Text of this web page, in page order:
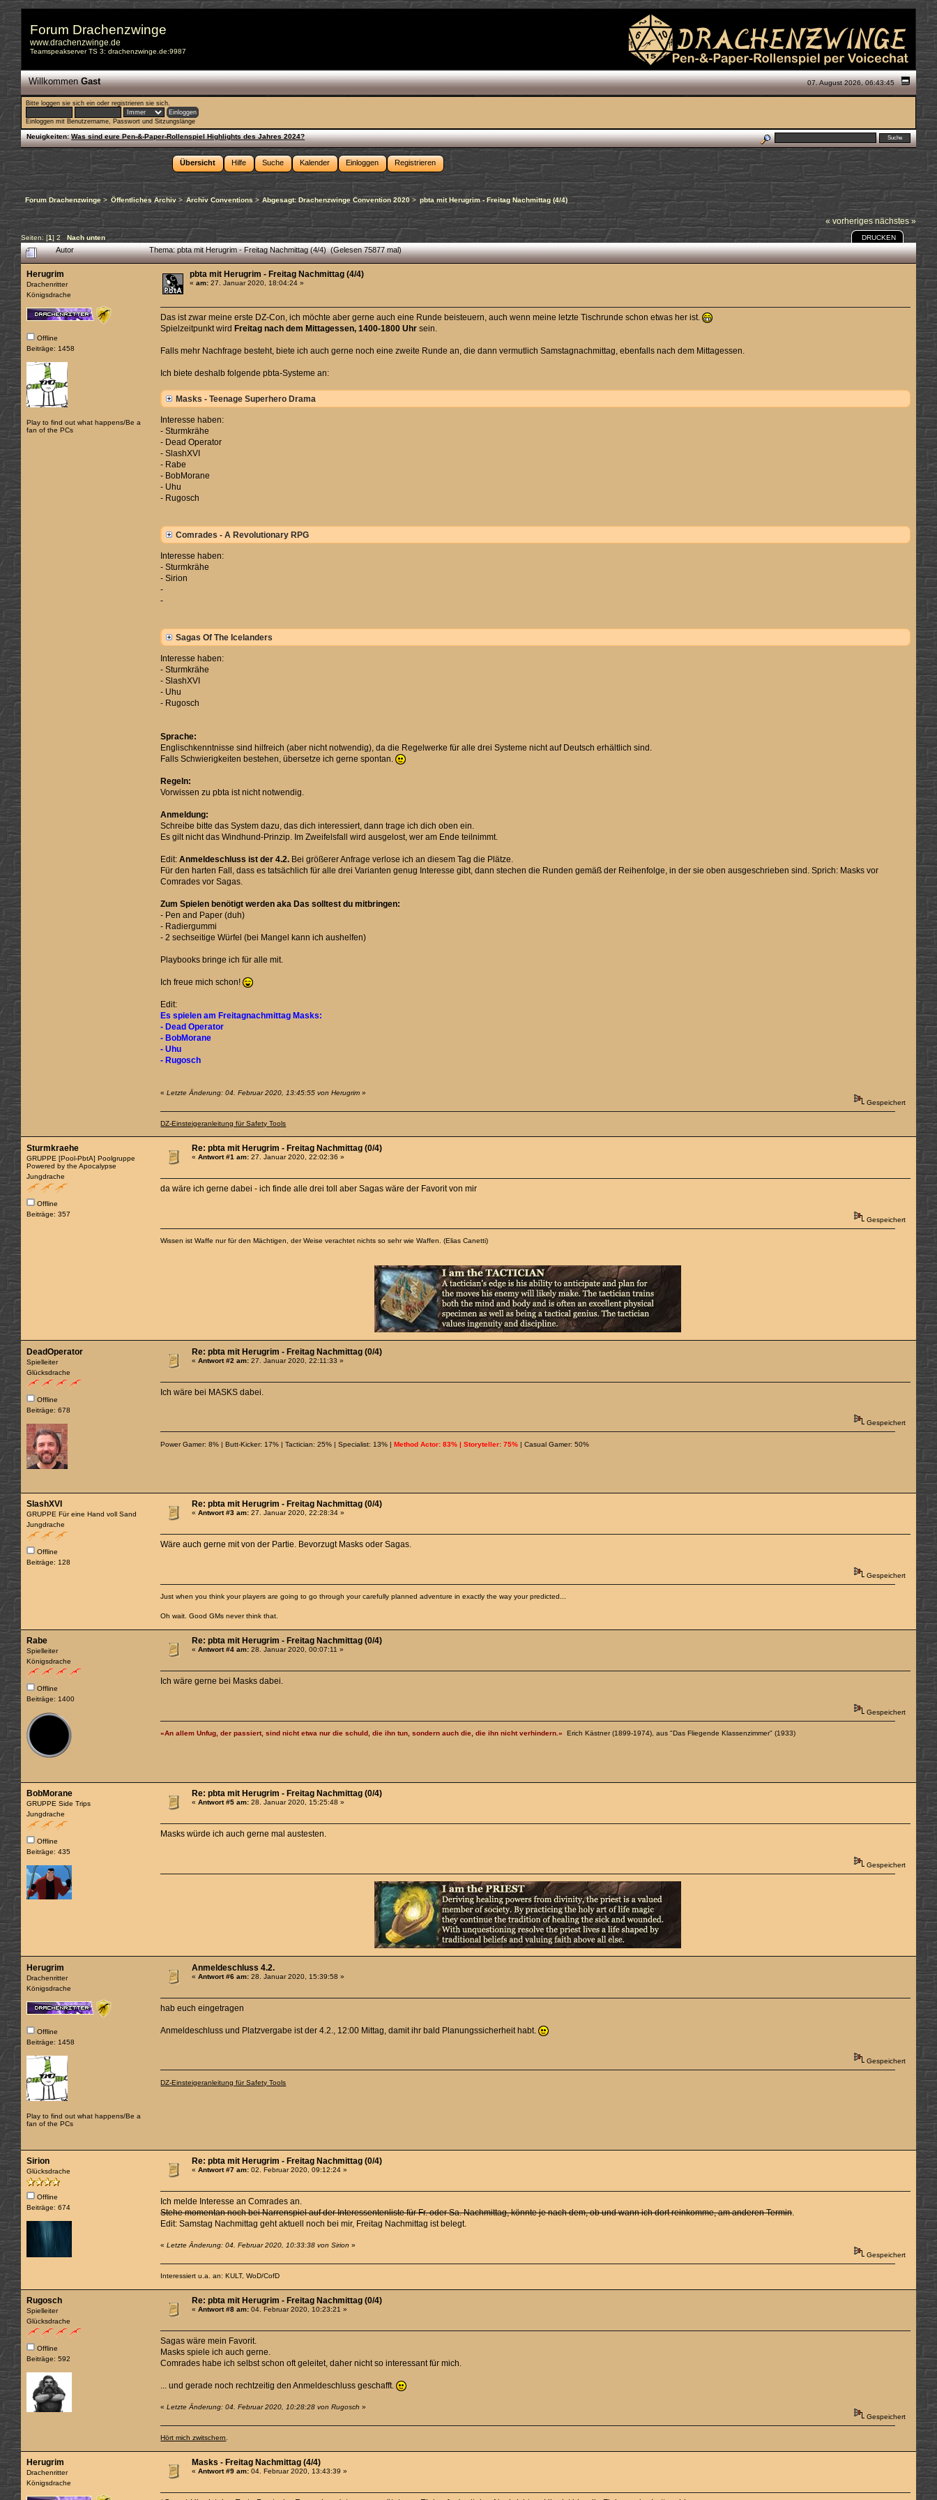
Forum Drachenzwinge
www.drachenzwinge.de
Teamspeakserver TS 3: drachenzwinge.de:9987
07. August 2026, 06:43:45
WillkommenGast
Bitte loggen sie sich ein oderregistrieren sie sich.
Einloggen mit Benutzername, Passwort und Sitzungslänge
Neuigkeiten: Was sind eure Pen-&-Paper-Rollenspiel Highlights des Jahres 2024?
Übersicht Hilfe Suche Kalender Einloggen Registrieren
Forum Drachenzwinge > Öffentliches Archiv> Archiv Conventions> Abgesagt: Drachenzwinge Convention 2020> pbta mit Herugrim - Freitag Nachmittag (4/4)
« vorheriges nächstes »
Seiten: [1] 2 Nach unten DRUCKEN
Autor Thema: pbta mit Herugrim - Freitag Nachmittag (4/4) (Gelesen 75877 mal)
Herugrim
Drachenritter
Königsdrache
Offline
Beiträge: 1458
Play to find out what happens/Be a
fan of the PCs
pbta mit Herugrim - Freitag Nachmittag (4/4)
«am: 27. Januar 2020, 18:04:24 »
Das ist zwar meine erste DZ-Con, ich möchte aber gerne auch eine Runde beisteuern, auch wenn meine letzte Tischrunde schon etwas her ist.
Spielzeitpunkt wird Freitag nach dem Mittagessen, 1400-1800 Uhr sein.
Falls mehr Nachfrage besteht, biete ich auch gerne noch eine zweite Runde an, die dann vermutlich Samstagnachmittag, ebenfalls nach dem Mittagessen.
Ich biete deshalb folgende pbta-Systeme an:
Masks - Teenage Superhero Drama
Interesse haben:
- Sturmkrähe
- Dead Operator
- SlashXVI
- Rabe
- BobMorane
- Uhu
- Rugosch
Comrades - A Revolutionary RPG
Interesse haben:
- Sturmkrähe
- Sirion
-
-
Sagas Of The Icelanders
Interesse haben:
- Sturmkrähe
- SlashXVI
- Uhu
- Rugosch
Sprache:
Englischkenntnisse sind hilfreich (aber nicht notwendig), da die Regelwerke für alle drei Systeme nicht auf Deutsch erhältlich sind.
Falls Schwierigkeiten bestehen, übersetze ich gerne spontan.
Regeln:
Vorwissen zu pbta ist nicht notwendig.
Anmeldung:
Schreibe bitte das System dazu, das dich interessiert, dann trage ich dich oben ein.
Es gilt nicht das Windhund-Prinzip. Im Zweifelsfall wird ausgelost, wer am Ende teilnimmt.
Edit:Anmeldeschluss ist der 4.2. Bei größerer Anfrage verlose ich an diesem Tag die Plätze.
Für den harten Fall, dass es tatsächlich für alle drei Varianten genug Interesse gibt, dann stechen die Runden gemäß der Reihenfolge, in der sie oben ausgeschrieben sind. Sprich: Masks vor
Comrades vor Sagas.
Zum Spielen benötigt werden aka Das solltest du mitbringen:
- Pen and Paper (duh)
- Radiergummi
- 2 sechseitige Würfel (bei Mangel kann ich aushelfen)
Playbooks bringe ich für alle mit.
Ich freue mich schon!
Edit:
Es spielen am Freitagnachmittag Masks:
- Dead Operator
- BobMorane
- Uhu
- Rugosch
«Letzte Änderung: 04. Februar 2020, 13:45:55 von Herugrim »
Gespeichert
DZ-Einsteigeranleitung für Safety Tools
Sturmkraehe
GRUPPE [Pool-PbtA] Poolgruppe
Powered by the Apocalypse
Jungdrache
Offline
Beiträge: 357
Re: pbta mit Herugrim - Freitag Nachmittag (0/4)
«Antwort #1 am: 27. Januar 2020, 22:02:36 »
da wäre ich gerne dabei - ich finde alle drei toll aber Sagas wäre der Favorit von mir
Gespeichert
Wissen ist Waffe nur für den Mächtigen, der Weise verachtet nichts so sehr wie Waffen. (Elias Canetti)
DeadOperator
Spielleiter
Glücksdrache
Offline
Beiträge: 678
Re: pbta mit Herugrim - Freitag Nachmittag (0/4)
«Antwort #2 am: 27. Januar 2020, 22:11:33 »
Ich wäre bei MASKS dabei.
Gespeichert
Power Gamer: 8% | Butt-Kicker: 17% | Tactician: 25% | Specialist: 13% |Method Actor: 83% | Storyteller: 75% | Casual Gamer: 50%
SlashXVI
GRUPPE Für eine Hand voll Sand
Jungdrache
Offline
Beiträge: 128
Re: pbta mit Herugrim - Freitag Nachmittag (0/4)
«Antwort #3 am: 27. Januar 2020, 22:28:34 »
Wäre auch gerne mit von der Partie. Bevorzugt Masks oder Sagas.
Gespeichert
Just when you think your players are going to go through your carefully planned adventure in exactly the way your predicted...
Oh wait. Good GMs never think that.
Rabe
Spielleiter
Königsdrache
Offline
Beiträge: 1400
Re: pbta mit Herugrim - Freitag Nachmittag (0/4)
«Antwort #4 am: 28. Januar 2020, 00:07:11 »
Ich wäre gerne bei Masks dabei.
Gespeichert
«An allem Unfug, der passiert, sind nicht etwa nur die schuld, die ihn tun, sondern auch die, die ihn nicht verhindern.» Erich Kästner (1899-1974), aus "Das Fliegende Klassenzimmer" (1933)
BobMorane
GRUPPE Side Trips
Jungdrache
Offline
Beiträge: 435
Re: pbta mit Herugrim - Freitag Nachmittag (0/4)
«Antwort #5 am: 28. Januar 2020, 15:25:48 »
Masks würde ich auch gerne mal austesten.
Gespeichert
Herugrim
Drachenritter
Königsdrache
Offline
Beiträge: 1458
Play to find out what happens/Be a
fan of the PCs
Anmeldeschluss 4.2.
«Antwort #6 am: 28. Januar 2020, 15:39:58 »
hab euch eingetragen
Anmeldeschluss und Platzvergabe ist der 4.2., 12:00 Mittag, damit ihr bald Planungssicherheit habt.
Gespeichert
DZ-Einsteigeranleitung für Safety Tools
Sirion
Glücksdrache
Offline
Beiträge: 674
Re: pbta mit Herugrim - Freitag Nachmittag (0/4)
«Antwort #7 am: 02. Februar 2020, 09:12:24 »
Ich melde Interesse an Comrades an.
Stehe momentan noch bei Narrenspiel auf der Interessentenliste für Fr. oder Sa. Nachmittag, könnte je nach dem, ob und wann ich dort reinkomme, am anderen Termin.
Edit: Samstag Nachmittag geht aktuell noch bei mir, Freitag Nachmittag ist belegt.
«Letzte Änderung: 04. Februar 2020, 10:33:38 von Sirion »
Gespeichert
Interessiert u.a. an: KULT, WoD/CofD
Rugosch
Spielleiter
Glücksdrache
Offline
Beiträge: 592
Re: pbta mit Herugrim - Freitag Nachmittag (0/4)
«Antwort #8 am: 04. Februar 2020, 10:23:21 »
Sagas wäre mein Favorit.
Masks spiele ich auch gerne.
Comrades habe ich selbst schon oft geleitet, daher nicht so interessant für mich.
... und gerade noch rechtzeitig den Anmeldeschluss geschafft.
«Letzte Änderung: 04. Februar 2020, 10:28:28 von Rugosch »
Gespeichert
Hört mich zwitschern.
Herugrim
Drachenritter
Königsdrache
Masks - Freitag Nachmittag (4/4)
«Antwort #9 am: 04. Februar 2020, 13:43:39 »